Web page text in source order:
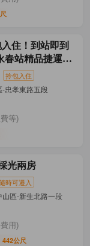
住！到站即到
春站精品捷運輕
拎包入住
-忠孝東路五段
等)
光兩房
時可遷入
區-新生北路一段
用)
442公尺